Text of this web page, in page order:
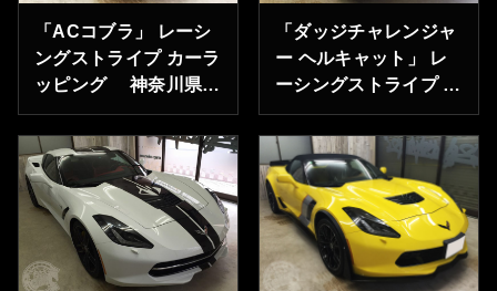
「ACコブラ」 レーシ
ングストライプ カーラ
ッピング 神奈川県横
浜市のY様ありがとう
ございます。
「ダッジチャレンジャ
ー ヘルキャット」 レ
ーシングストライプ
グレア ガラスコーティ
ング 東京都町田市のY
様ありがとうございま
す。